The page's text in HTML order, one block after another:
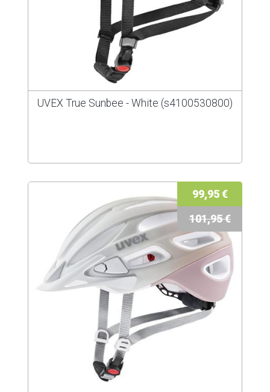
UVEX True Sunbee - White (s4100530800)
99,95 €
101,95 €